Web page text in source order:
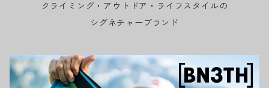
クライミング・アウトドア・ライフスタイルの
シグネチャーブランド